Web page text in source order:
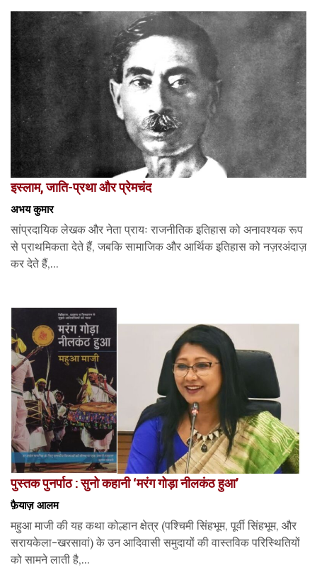
इस्लाम, जाति-प्रथा और प्रेमचंद
अभय कुमार
सांप्रदायिक लेखक और नेता प्रायः राजनीतिक इतिहास को अनावश्यक रूप
से प्राथमिकता देते हैं, जबकि सामाजिक और आर्थिक इतिहास को नज़रअंदाज़
कर देते हैं,...
पुस्तक पुनर्पाठ : सुनो कहानी ‘मरंग गोड़ा नीलकंठ हुआ’
फ़ैयाज़ आलम
महुआ माजी की यह कथा कोल्हान क्षेत्र (पश्चिमी सिंहभूम, पूर्वी सिंहभूम, और
सरायकेला-खरसावां) के उन आदिवासी समुदायों की वास्तविक परिस्थितियों
को सामने लाती है,...